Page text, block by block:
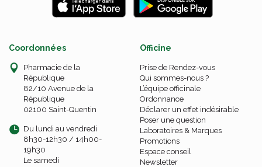
Coordonnées
Pharmacie de la
République
82/10 Avenue de la
République
02100 Saint-Quentin
Du lundi au vendredi
8h30-12h30 / 14h00-
19h30
Le samedi
Officine
Prise de Rendez-vous
Qui sommes-nous ?
L’équipe officinale
Ordonnance
Déclarer un effet indésirable
Poser une question
Laboratoires & Marques
Promotions
Espace conseil
Newsletter